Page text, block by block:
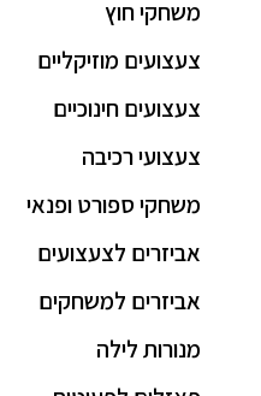
משחקי חוץ
צעצועים מוזיקליים
צעצועים חינוכיים
צעצועי רכיבה
משחקי ספורט ופנאי
אביזרים לצעצועים
אביזרים למשחקים
מנורות לילה